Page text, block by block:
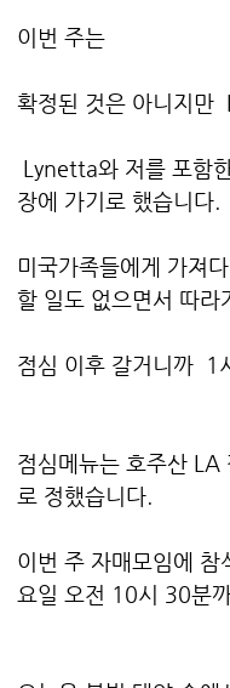
이번 주는
확정된 것은 아니지만
Lynetta와 저를 포함
장에 가기로 했습니다.
미국가족들에게 가져
할 일도 없으면서 따라
점심 이후 갈거니까 1
점심메뉴는 호주산 LA
로 정했습니다.
이번 주 자매모임에
요일 오전 10시 30분